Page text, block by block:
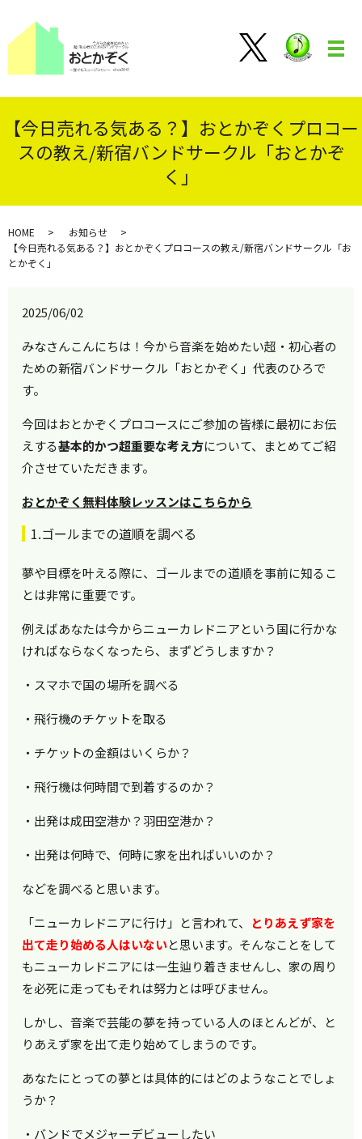
メ
【今日売れる気ある？】おとかぞくプロコー
スの教え/新宿バンドサークル「おとかぞ
く」
HOME
お知らせ
【今日売れる気ある？】おとかぞくプロコースの教え/新宿バンドサークル「お
とかぞく」
2025/06/02
みなさんこんにちは！今から音楽を始めたい超・初心者の
ための新宿バンドサークル「おとかぞく」代表のひろで
す。
今回はおとかぞくプロコースにご参加の皆様に最初にお伝
えする基本的かつ超重要な考え方について、まとめてご紹
介させていただきます。
おとかぞく無料体験レッスンはこちらから
1.ゴールまでの道順を調べる
夢や目標を叶える際に、ゴールまでの道順を事前に知るこ
とは非常に重要です。
例えばあなたは今からニューカレドニアという国に行かな
ければならなくなったら、まずどうしますか？
・スマホで国の場所を調べる
・飛行機のチケットを取る
・チケットの金額はいくらか？
・飛行機は何時間で到着するのか？
・出発は成田空港か？羽田空港か？
・出発は何時で、何時に家を出ればいいのか？
などを調べると思います。
「ニューカレドニアに行け」と言われて、
とりあえず家を
出て走り始める人はいないと思います。そんなことをして
もニューカレドニアには一生辿り着きませんし、家の周り
を必死に走ってもそれは努力とは呼びません。
しかし、音楽で芸能の夢を持っている人のほとんどが、と
りあえず家を出て走り始めてしまうのです。
あなたにとっての夢とは具体的にはどのようなことでしょ
うか？
・バンドでメジャーデビューしたい